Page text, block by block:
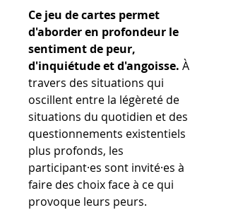
Ce jeu de cartes permet
d'aborder en profondeur le
sentiment de peur,
d'inquiétude et d'angoisse. À
travers des situations qui
oscillent entre la légèreté de
situations du quotidien et des
questionnements existentiels
plus profonds, les
participant·es sont invité·es à
faire des choix face à ce qui
provoque leurs peurs.